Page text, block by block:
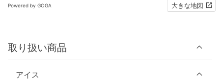
Powered by GOGA 大きな地図
取り扱い商品
アイス